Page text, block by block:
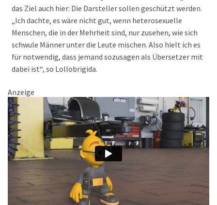
das Ziel auch hier: Die Darsteller sollen geschützt werden.
„Ich dachte, es wäre nicht gut, wenn heterosexuelle
Menschen, die in der Mehrheit sind, nur zusehen, wie sich
schwule Männer unter die Leute mischen. Also hielt ich es
für notwendig, dass jemand sozusagen als Übersetzer mit
dabei ist“, so Lollobrigida.
Anzeige